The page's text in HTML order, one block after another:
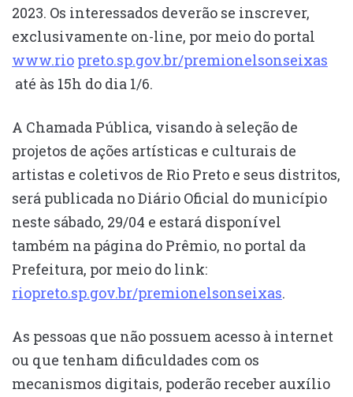
2023. Os interessados deverão se inscrever,
exclusivamente on-line, por meio do portal
www.rio preto.sp.gov.br/premionelsonseixas
até às 15h do dia 1/6.
A Chamada Pública, visando à seleção de
projetos de ações artísticas e culturais de
artistas e coletivos de Rio Preto e seus distritos,
será publicada no Diário Oficial do município
neste sábado, 29/04 e estará disponível
também na página do Prêmio, no portal da
Prefeitura, por meio do link:
riopreto.sp.gov.br/premionelsonseixas.
As pessoas que não possuem acesso à internet
ou que tenham dificuldades com os
mecanismos digitais, poderão receber auxílio